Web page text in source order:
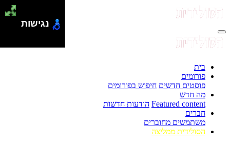
בית
פורומים
פוסטים חדשים חיפוש בפורומים
מה חדש
Featured content הודעות חדשות
חברים
משתמשים מחוברים
הסולידית ממליצה
נגישות